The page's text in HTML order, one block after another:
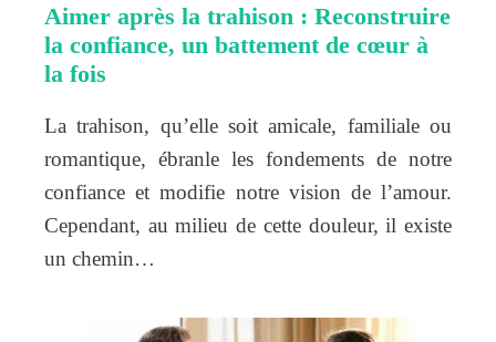
Aimer après la trahison : Reconstruire
la confiance, un battement de cœur à
la fois
La trahison, qu’elle soit amicale, familiale ou
romantique, ébranle les fondements de notre
confiance et modifie notre vision de l’amour.
Cependant, au milieu de cette douleur, il existe
un chemin…